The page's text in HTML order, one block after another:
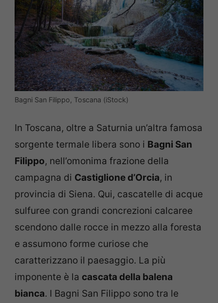
Bagni San Filippo, Toscana (iStock)
In Toscana, oltre a Saturnia un’altra famosa
sorgente termale libera sono i Bagni San
Filippo, nell’omonima frazione della
campagna di Castiglione d’Orcia, in
provincia di Siena. Qui, cascatelle di acque
sulfuree con grandi concrezioni calcaree
scendono dalle rocce in mezzo alla foresta
e assumono forme curiose che
caratterizzano il paesaggio. La più
imponente è la cascata della balena
bianca. I Bagni San Filippo sono tra le